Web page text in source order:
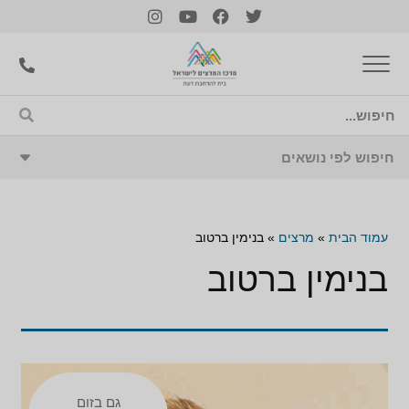
עמוד הבית » מרצים »בנימין ברטוב
בנימין ברטוב
גם בזום